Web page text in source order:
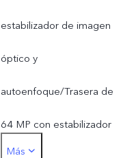
estabilizador de imagen
óptico y
autoenfoque/Trasera de
64 MP con estabilizador
Más